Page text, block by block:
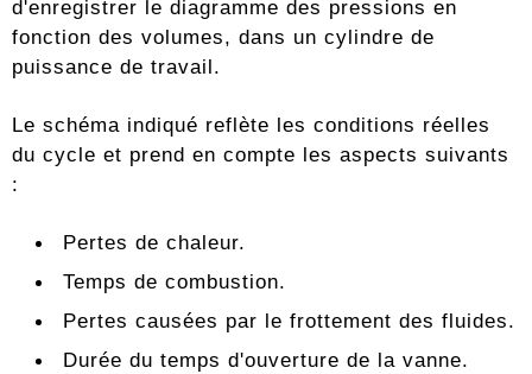
d'enregistrer le diagramme des pressions en
fonction des volumes, dans un cylindre de
puissance de travail.
Le schéma indiqué reflète les conditions réelles
du cycle et prend en compte les aspects suivants
:
Pertes de chaleur.
Temps de combustion.
Pertes causées par le frottement des fluides.
Durée du temps d'ouverture de la vanne.